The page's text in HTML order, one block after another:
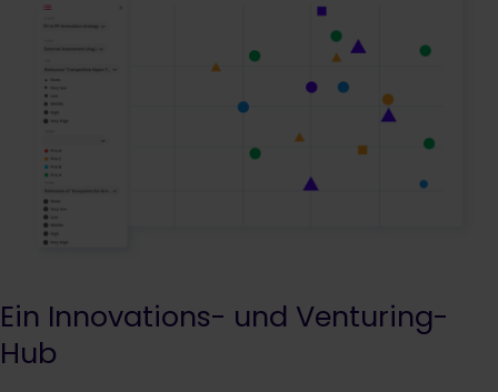
Ein Innovations- und Venturing-
Hub